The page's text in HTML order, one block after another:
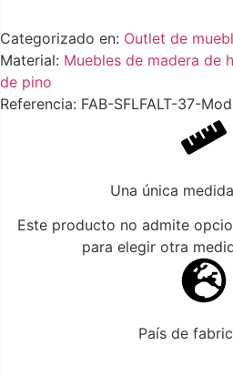
Categorizado en: Outlet de
Material: Muebles de madera de
de pino
Referencia: FAB-SFLFALT-37-
Una única
Este producto no admite
para elegir otra
País de